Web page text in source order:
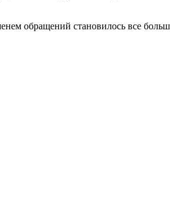
обращений становилось все